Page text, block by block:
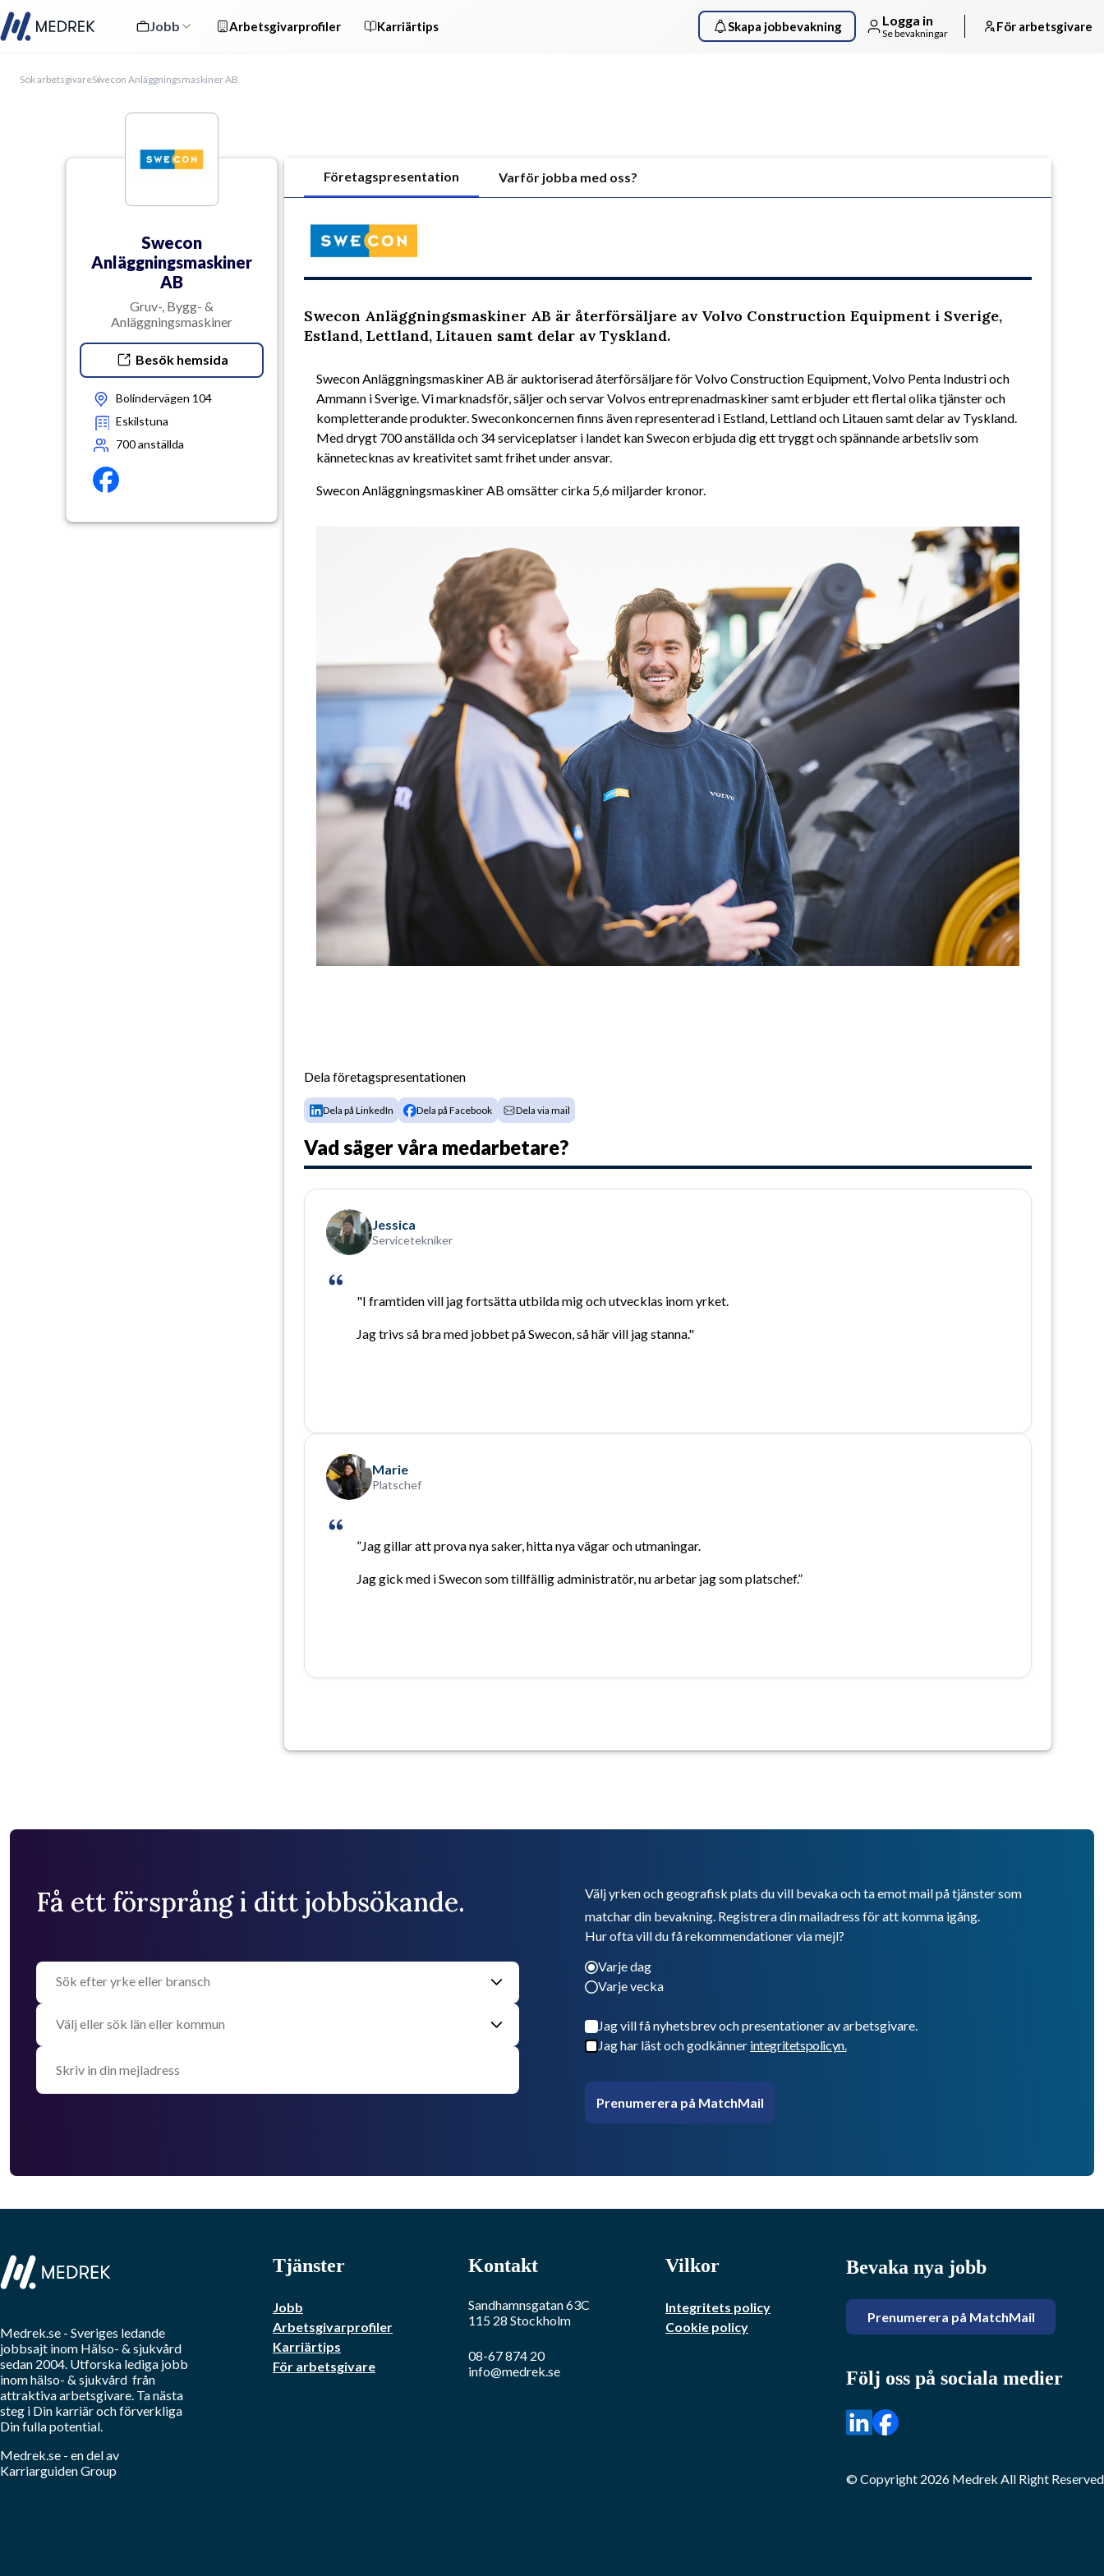
Jobb Arbetsgivarprofiler Karriärtips Skapa jobbevakning Logga in
Se bevakningar För arbetsgivare
Sök arbetsgivareSwecon Anläggningsmaskiner AB
Swecon
Anläggningsmaskiner
AB
Gruv-, Bygg- &
Anläggningsmaskiner
Besök hemsida
Bolindervägen 104
Eskilstuna
700anställda
Företagspresentation Varför jobba med oss?
Swecon Anläggningsmaskiner AB är återförsäljare av Volvo Construction Equipment i Sverige,
Estland, Lettland, Litauen samt delar av Tyskland.
Swecon Anläggningsmaskiner AB är auktoriserad återförsäljare för Volvo Construction Equipment, Volvo Penta Industri och
Ammann i Sverige. Vi marknadsför, säljer och servar Volvos entreprenadmaskiner samt erbjuder ett flertal olika tjänster och
kompletterande produkter. Sweconkoncernen finns även representerad i Estland, Lettland och Litauen samt delar av Tyskland.
Med drygt 700 anställda och 34 serviceplatser i landet kan Swecon erbjuda dig ett tryggt och spännande arbetsliv som
kännetecknas av kreativitet samt frihet under ansvar.
Swecon Anläggningsmaskiner AB omsätter cirka 5,6 miljarder kronor.
Dela företagspresentationen
Dela på LinkedIn Dela på Facebook Dela via mail
Vad säger våra medarbetare?
Jessica
Servicetekniker
"I framtiden vill jag fortsätta utbilda mig och utvecklas inom yrket.
Jag trivs så bra med jobbet på Swecon, så här vill jag stanna."
Marie
Platschef
”Jag gillar att prova nya saker, hitta nya vägar och utmaningar.
Jag gick med i Swecon som tillfällig administratör, nu arbetar jag som platschef.”
Få ett försprång i ditt jobbsökande.
Välj yrken och geografisk plats du vill bevaka och ta emot mail på tjänster som
matchar din bevakning. Registrera din mailadress för att komma igång.
Hur ofta vill du få rekommendationer via mejl?
Varje dag
Varje vecka
Jag vill få nyhetsbrev och presentationer av arbetsgivare.
Jag har läst och godkänner integritetspolicyn.
Prenumerera på MatchMail
Medrek.se - Sveriges ledande
jobbsajt inom Hälso- & sjukvård
sedan 2004. Utforska lediga jobb
inomhälso- & sjukvård från
attraktiva arbetsgivare. Ta nästa
steg i Din karriär och förverkliga
Din fulla potential.
Medrek.se - en del av
Karriarguiden Group
Tjänster
Jobb
Arbetsgivarprofiler
Karriärtips
För arbetsgivare
Kontakt
Sandhamnsgatan 63C
115 28 Stockholm
08-67 874 20
info@medrek.se
Vilkor
Integritets policy
Cookie policy
Bevaka nya jobb
Prenumerera på MatchMail
Följ oss på sociala medier
© Copyright 2026 Medrek All Right Reserved